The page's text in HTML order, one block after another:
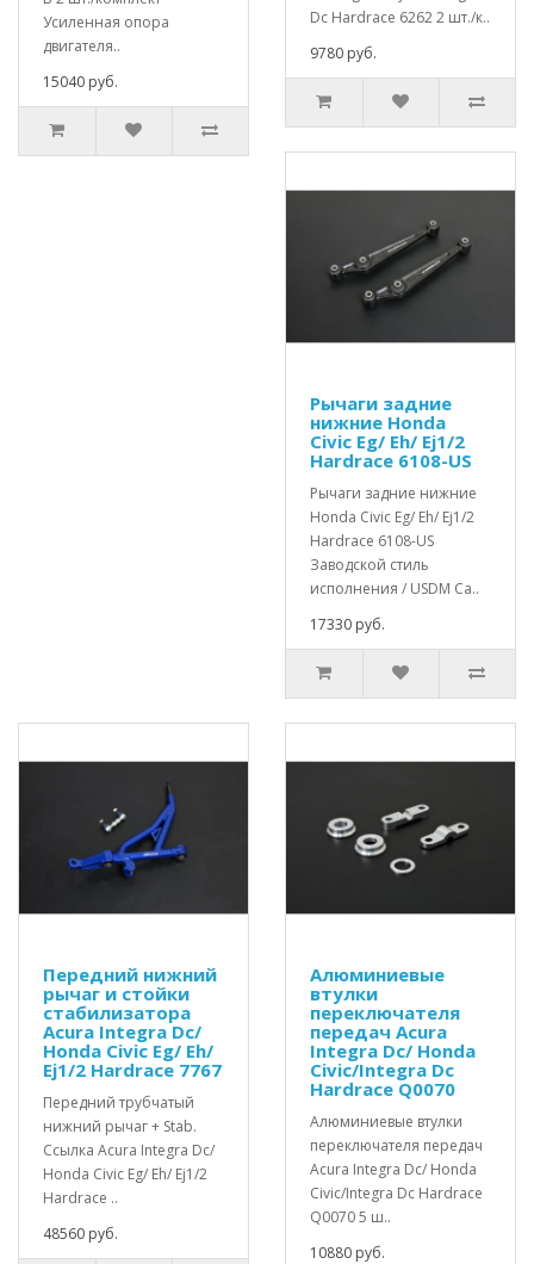
Усиленная опора
двигателя..
15040 руб.
Dc Hardrace 6262 2 шт./к..
9780 руб.
Рычаги задние
нижние Honda
Civic Eg/ Eh/ Ej1/2
Hardrace 6108-US
Рычаги задние нижние
Honda Civic Eg/ Eh/ Ej1/2
Hardrace 6108-US
Заводской стиль
исполнения / USDM Са..
17330 руб.
Передний нижний
рычаг и стойки
стабилизатора
Acura Integra Dc/
Honda Civic Eg/ Eh/
Ej1/2 Hardrace 7767
Передний трубчатый
нижний рычаг + Stab.
Ссылка Acura Integra Dc/
Honda Civic Eg/ Eh/ Ej1/2
Hardrace ..
48560 руб.
Алюминиевые
втулки
переключателя
передач Acura
Integra Dc/ Honda
Civic/Integra Dc
Hardrace Q0070
Алюминиевые втулки
переключателя передач
Acura Integra Dc/ Honda
Civic/Integra Dc Hardrace
Q0070 5 ш..
10880 руб.